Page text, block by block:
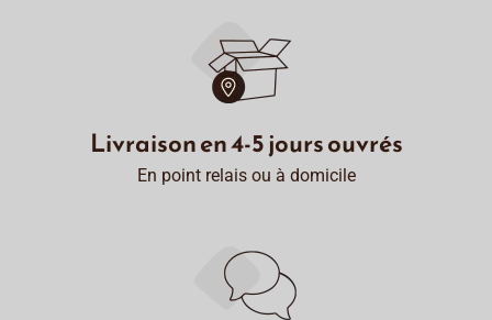
Livraison en 4-5 jours ouvrés
En point relais ou à domicile